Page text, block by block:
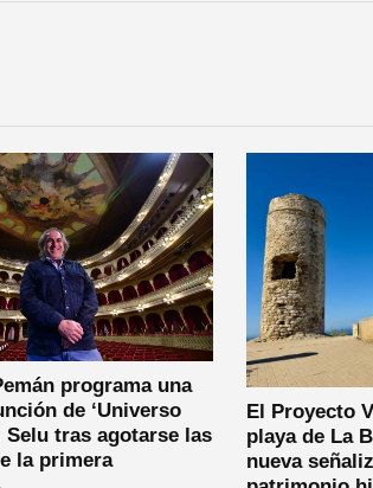
programa una
de ‘Universo
Selu tras agotarse las
la primera
El Proyecto
playa de La
nueva